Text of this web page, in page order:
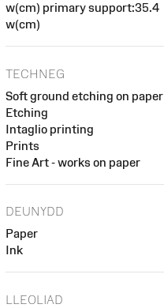
w(cm) primary support:35.4
w(cm)
TECHNEG
Soft ground etching on paper
Etching
Intaglio printing
Prints
Fine Art - works on paper
DEUNYDD
Paper
Ink
LLEOLIAD